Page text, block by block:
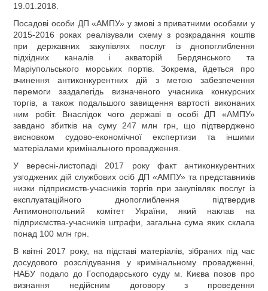
19.01.2018.
Посадові особи ДП «АМПУ» у змові з приватними особами у
2015-2016 роках реалізували схему з розкрадання коштів
при державних закупівлях послуг із днопоглиблення
підхідних каналів і акваторій Бердянського та
Маріупольського морських портів. Зокрема, йдеться про
вчинення антиконкурентних дій з метою забезпечення
перемоги заздалегідь визначеного учасника конкурсних
торгів, а також подальшого завищення вартості виконаних
ним робіт. Внаслідок чого державі в особі ДП «АМПУ»
завдано збитків на суму 247 млн грн, що підтверджено
висновком судово-економічної експертизи та іншими
матеріалами кримінального провадження.
У вересні-листопаді 2017 року факт антиконкурентних
узгоджених дій службових осіб ДП «АМПУ» та представників
низки підприємств-учасників торгів при закупівлях послуг із
експлуатаційного днопоглиблення підтвердив
Антимонопольний комітет України, який наклав на
підприємства-учасників штрафи, загальна сума яких склала
понад 100 млн грн.
В квітні 2017 року, на підставі матеріалів, зібраних під час
досудового розслідування у кримінальному провадженні,
НАБУ подало до Господарського суду м. Києва позов про
визнання недійсним договору з проведення